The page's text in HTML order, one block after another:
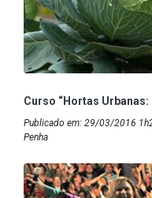
Curso “Hortas
Publicado em: 29/03/2016
Penha